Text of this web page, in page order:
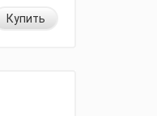
Купить